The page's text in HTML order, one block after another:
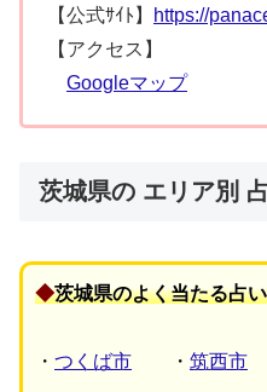
【公式ｻｲﾄ】
https://
【アクセス】
Googleマップ
茨城県の エリア別
◆茨城県のよく当たる占
・ つくば市 ・ 筑西市